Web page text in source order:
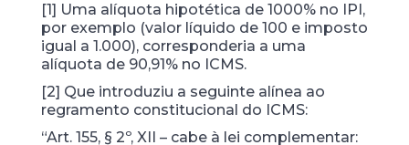
[1] Uma alíquota hipotética de 1000% no IPI,
por exemplo (valor líquido de 100 e imposto
igual a 1.000), corresponderia a uma
alíquota de 90,91% no ICMS.
[2] Que introduziu a seguinte alínea ao
regramento constitucional do ICMS:
“Art. 155, § 2º, XII – cabe à lei complementar: